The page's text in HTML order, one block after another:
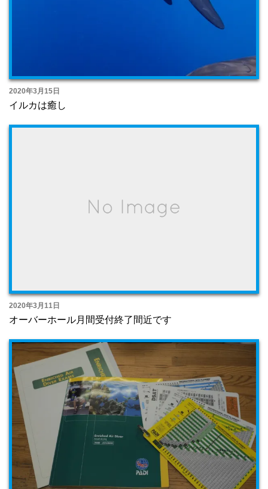
2020年3月15日
イルカは癒し
2020年3月11日
オーバーホール月間受付終了間近です